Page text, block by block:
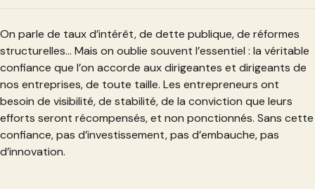
On parle de taux d’intérêt, de dette publique, de réformes
structurelles… Mais on oublie souvent l’essentiel : la véritable
confiance que l’on accorde aux dirigeantes et dirigeants de
nos entreprises, de toute taille. Les entrepreneurs ont
besoin de visibilité, de stabilité, de la conviction que leurs
efforts seront récompensés, et non ponctionnés. Sans cette
confiance, pas d’investissement, pas d’embauche, pas
d’innovation.